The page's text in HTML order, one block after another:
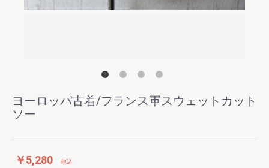
ヨーロッパ古着/フランス軍スウェットカット
ソー
￥5,280 税込